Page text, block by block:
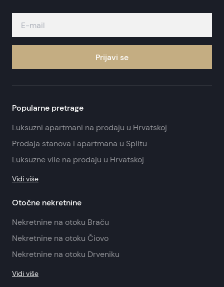
Prijavi se
Popularne pretrage
Luksuzni apartmani na prodaju u Hrvatskoj
Prodaja stanova i apartmana u Splitu
Luksuzne vile na prodaju u Hrvatskoj
Vidi više
Otočne nekretnine
Nekretnine na otoku Braču
Nekretnine na otoku Čiovo
Nekretnine na otoku Drveniku
Vidi više